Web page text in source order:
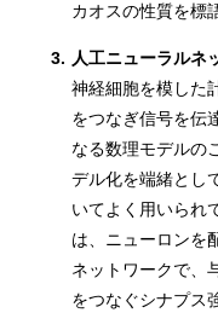
カオスの性質を標
3. 人工ニューラルネ
神経細胞を模した
をつなぎ信号を伝
なる数理モデルの
デル化を端緒とし
いてよく用いられ
は、ニューロンを
ネットワークで、
をつなぐシナプス